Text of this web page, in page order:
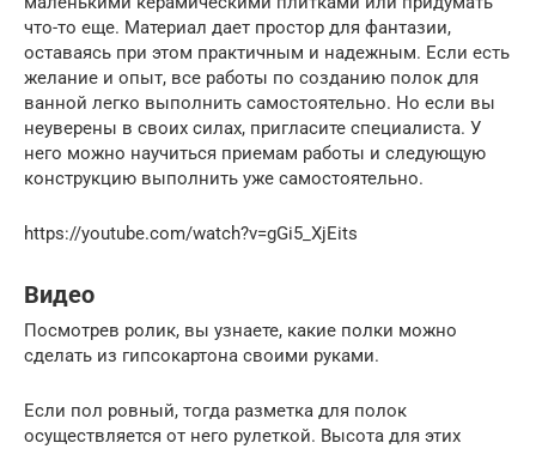
что-то еще. Материал дает простор для фантазии,
оставаясь при этом практичным и надежным. Если есть
желание и опыт, все работы по созданию полок для
ванной легко выполнить самостоятельно. Но если вы
неуверены в своих силах, пригласите специалиста. У
него можно научиться приемам работы и следующую
конструкцию выполнить уже самостоятельно.
https://youtube.com/watch?v=gGi5_XjEits
Видео
Посмотрев ролик, вы узнаете, какие полки можно
сделать из гипсокартона своими руками.
Если пол ровный, тогда разметка для полок
осуществляется от него рулеткой. Высота для этих